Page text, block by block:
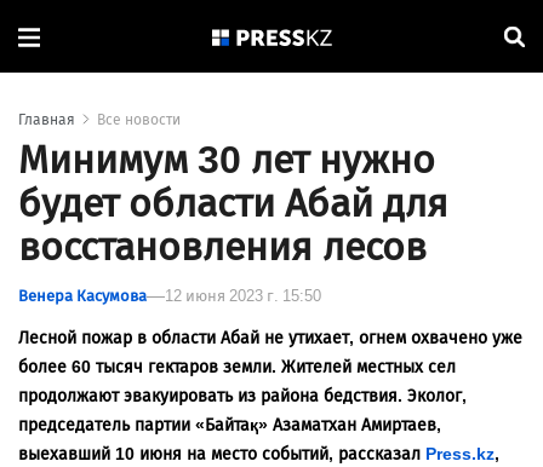
Главная Все новости
Минимум 30 лет нужно
будет области Абай для
восстановления лесов
Венера Касумова 12 июня 2023 г. 15:50
Лесной пожар в области Абай не утихает, огнем охвачено уже
более 60 тысяч гектаров земли. Жителей местных сел
продолжают эвакуировать из района бедствия. Эколог,
председатель партии «Байтақ» Азаматхан Амиртаев,
выехавший 10 июня на место событий, рассказал Press.kz,